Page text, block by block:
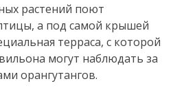
растений поют
а под самой крышей
терраса, с которой
могут наблюдать за
орангутангов.